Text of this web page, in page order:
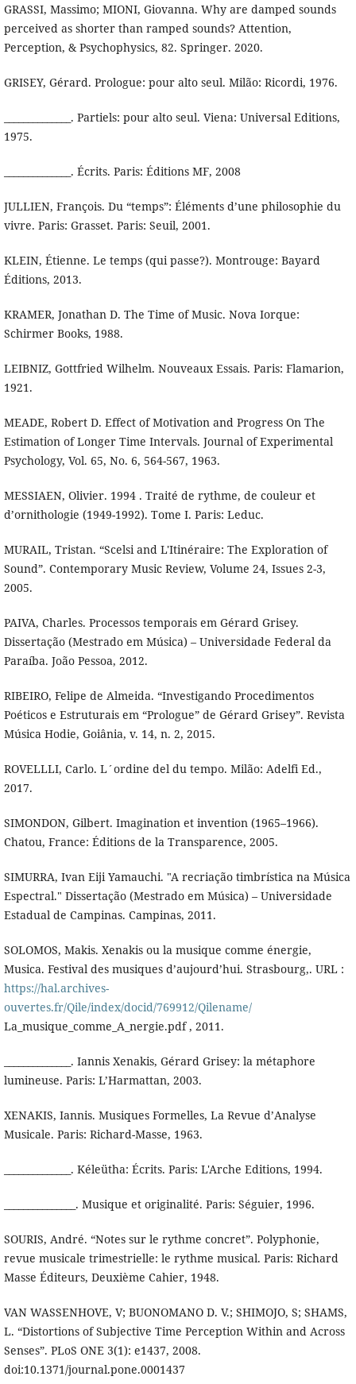
GRASSI, Massimo; MIONI, Giovanna. Why are damped sounds
perceived as shorter than ramped sounds? Attention,
Perception, & Psychophysics, 82. Springer. 2020.
GRISEY, Gérard. Prologue: pour alto seul. Milão: Ricordi, 1976.
______________. Partiels: pour alto seul. Viena: Universal Editions,
1975.
______________. Écrits. Paris: Éditions MF, 2008
JULLIEN, François. Du “temps”: Éléments d’une philosophie du
vivre. Paris: Grasset. Paris: Seuil, 2001.
KLEIN, Étienne. Le temps (qui passe?). Montrouge: Bayard
Éditions, 2013.
KRAMER, Jonathan D. The Time of Music. Nova Iorque:
Schirmer Books, 1988.
LEIBNIZ, Gottfried Wilhelm. Nouveaux Essais. Paris: Flamarion,
1921.
MEADE, Robert D. Effect of Motivation and Progress On The
Estimation of Longer Time Intervals. Journal of Experimental
Psychology, Vol. 65, No. 6, 564-567, 1963.
MESSIAEN, Olivier. 1994 . Traité de rythme, de couleur et
d’ornithologie (1949-1992). Tome I. Paris: Leduc.
MURAIL, Tristan. “Scelsi and L'Itinéraire: The Exploration of
Sound”. Contemporary Music Review, Volume 24, Issues 2-3,
2005.
PAIVA, Charles. Processos temporais em Gérard Grisey.
Dissertação (Mestrado em Música) – Universidade Federal da
Paraíba. João Pessoa, 2012.
RIBEIRO, Felipe de Almeida. “Investigando Procedimentos
Poéticos e Estruturais em “Prologue” de Gérard Grisey”. Revista
Música Hodie, Goiânia, v. 14, n. 2, 2015.
ROVELLLI, Carlo. L´ordine del du tempo. Milão: Adelfi Ed.,
2017.
SIMONDON, Gilbert. Imagination et invention (1965–1966).
Chatou, France: Éditions de la Transparence, 2005.
SIMURRA, Ivan Eiji Yamauchi. "A recriação timbrística na Música
Espectral." Dissertação (Mestrado em Música) – Universidade
Estadual de Campinas. Campinas, 2011.
SOLOMOS, Makis. Xenakis ou la musique comme énergie,
Musica. Festival des musiques d’aujourd’hui. Strasbourg,. URL :
https://hal.archives-
ouvertes.fr/Qile/index/docid/769912/Qilename/
La_musique_comme_A_nergie.pdf , 2011.
______________. Iannis Xenakis, Gérard Grisey: la métaphore
lumineuse. Paris: L’Harmattan, 2003.
XENAKIS, Iannis. Musiques Formelles, La Revue d’Analyse
Musicale. Paris: Richard-Masse, 1963.
______________. Kéleütha: Écrits. Paris: L'Arche Editions, 1994.
_______________. Musique et originalité. Paris: Séguier, 1996.
SOURIS, André. “Notes sur le rythme concret”. Polyphonie,
revue musicale trimestrielle: le rythme musical. Paris: Richard
Masse Éditeurs, Deuxième Cahier, 1948.
VAN WASSENHOVE, V; BUONOMANO D. V.; SHIMOJO, S; SHAMS,
L. “Distortions of Subjective Time Perception Within and Across
Senses”. PLoS ONE 3(1): e1437, 2008.
doi:10.1371/journal.pone.0001437